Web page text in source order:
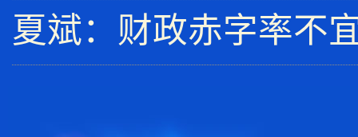
夏斌：财政赤字率不